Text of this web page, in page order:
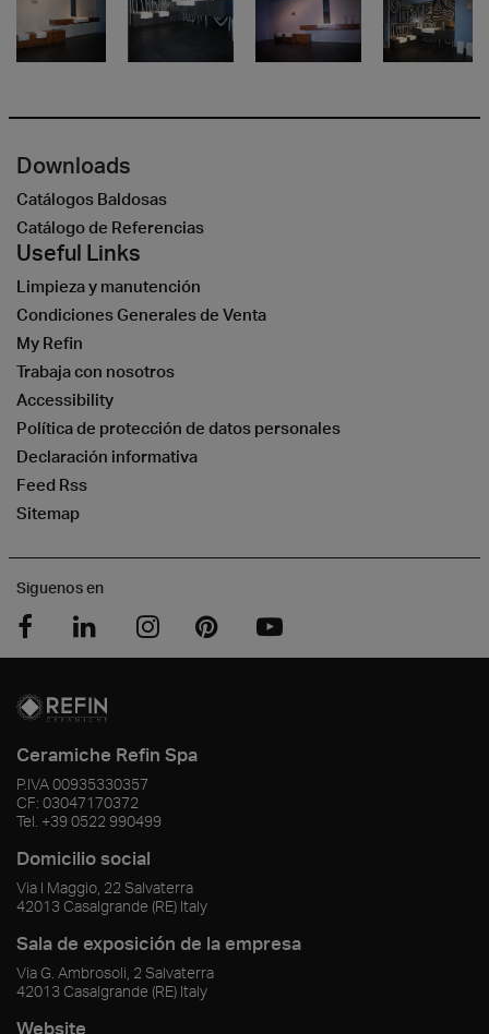
Downloads
Catálogos Baldosas
Catálogo de Referencias
Useful Links
Limpieza y manutención
Condiciones Generales de Venta
My Refin
Trabaja con nosotros
Accessibility
Política de protección de datos personales
Declaración informativa
Feed Rss
Sitemap
Siguenos en
Ceramiche Refin Spa
P.IVA00935330357
CF: 03047170372
Tel. +39 0522 990499
Domicilio social
Via I Maggio, 22 Salvaterra
42013 Casalgrande (RE) Italy
Sala de exposición de la empresa
Via G. Ambrosoli, 2 Salvaterra
42013 Casalgrande (RE) Italy
Website